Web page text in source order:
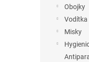
Obojky
Vodítka
Misky